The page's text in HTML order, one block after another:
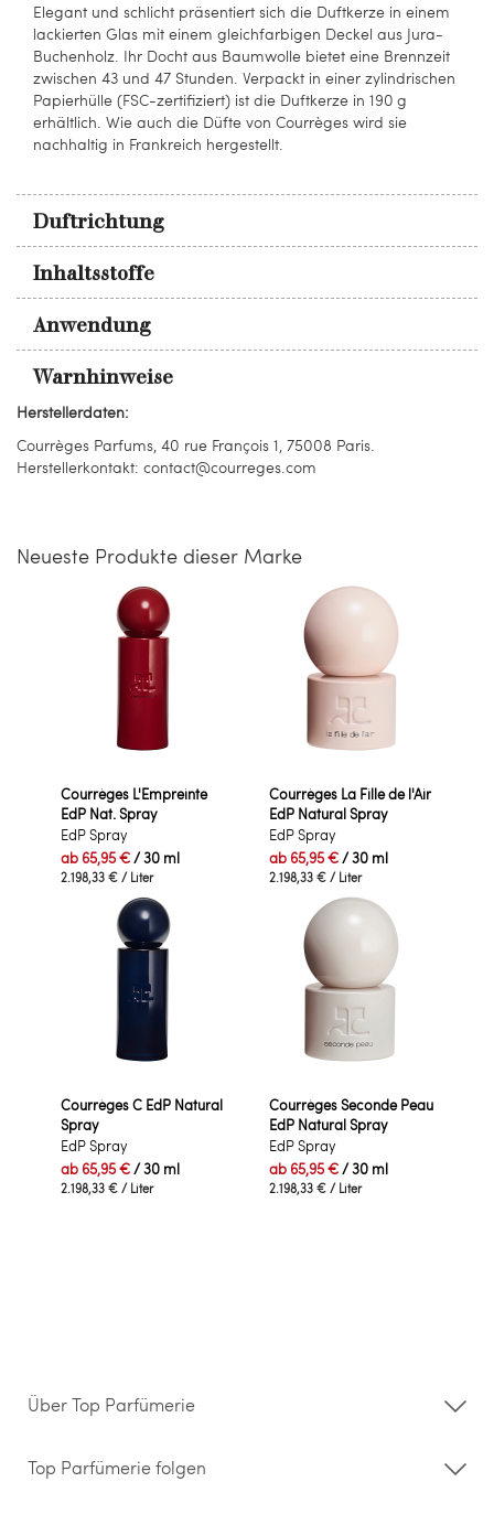
Elegant und schlicht präsentiert sich die Duftkerze in einem
lackierten Glas mit einem gleichfarbigen Deckel aus Jura-
Buchenholz. Ihr Docht aus Baumwolle bietet eine Brennzeit
zwischen 43 und 47 Stunden. Verpackt in einer zylindrischen
Papierhülle (FSC-zertifiziert) ist die Duftkerze in 190 g
erhältlich. Wie auch die Düfte von Courrèges wird sie
nachhaltig in Frankreich hergestellt.
Duftrichtung
Inhaltsstoffe
Anwendung
Warnhinweise
Herstellerdaten:
Courrèges Parfums, 40 rue François 1, 75008 Paris.
Herstellerkontakt: contact@courreges.com
Neueste Produkte dieser Marke
Courrèges L'Empreinte
EdP Nat. Spray
EdP Spray
ab 65,95 €/ 30 ml
2.198,33 € / Liter
Courrèges La Fille de l'Air
EdP Natural Spray
EdP Spray
ab 65,95 €/ 30 ml
2.198,33 € / Liter
Courrèges C EdP Natural
Spray
EdP Spray
ab 65,95 €/ 30 ml
2.198,33 € / Liter
Courrèges Seconde Peau
EdP Natural Spray
EdP Spray
ab 65,95 €/ 30 ml
2.198,33 € / Liter
Über Top Parfümerie
Storefinder
Kontakt
Top Parfümerie folgen